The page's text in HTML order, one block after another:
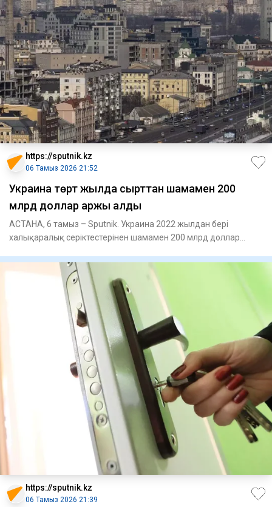
https://sputnik.kz
06 Тамыз 2026 21:52
Украина төрт жылда сырттан шамамен 200
млрд доллар қаржы алды
АСТАНА, 6 тамыз – Sputnik. Украина 2022 жылдан бері
халықаралық серіктестерінен шамамен 200 млрд доллар
https://sputnik.kz
06 Тамыз 2026 21:39